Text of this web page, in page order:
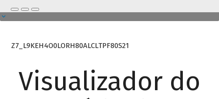
Z7_L9KEH4O0LORH80ALCLTPF80S21
Visualizador do